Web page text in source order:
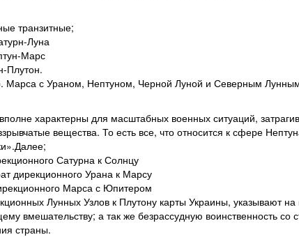
транзитные;
Луна
Марс
Плутон.
Марса с Ураном, Нептуном, Черной Луной и Северным
характерны для масштабных военных ситуаций,
вещества. То есть все, что относится к сфере
Сатурна к Солнцу
дирекционного Урана к Марсу
Марса с Юпитером
Лунных Узлов к Плутону карты Украины, указывают на
вмешательству; а так же безрассудную воинственность со
страны.